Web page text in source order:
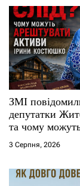
а
п
и
с
і
в
ЗМІ
депутатки
та чому
3 Серпня, 2026